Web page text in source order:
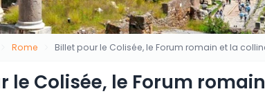
Rome Billet pour le Colisée, le Forum romain et la
le Colisée, le Forum